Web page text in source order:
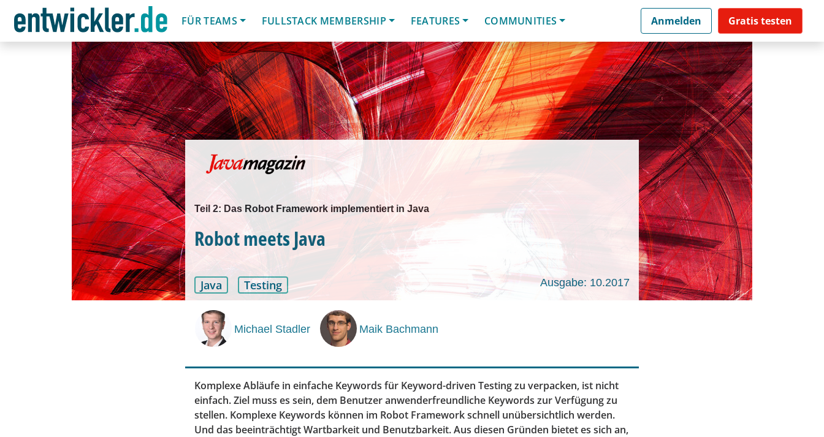
FÜR TEAMS
FULLSTACK MEMBERSHIP FEATURES COMMUNITIES Anmelden Gratis testen
Teil 2: Das Robot Framework implementiert in Java
Robot meets Java
Java Testing Ausgabe: 10.2017
Michael Stadler Maik Bachmann
Komplexe Abläufe in einfache Keywords für Keyword-driven Testing zu verpacken, ist nicht
einfach. Ziel muss es sein, dem Benutzer anwenderfreundliche Keywords zur Verfügung zu
stellen. Komplexe Keywords können im Robot Framework schnell unübersichtlich werden.
Und das beeinträchtigt Wartbarkeit und Benutzbarkeit. Aus diesen Gründen bietet es sich an,